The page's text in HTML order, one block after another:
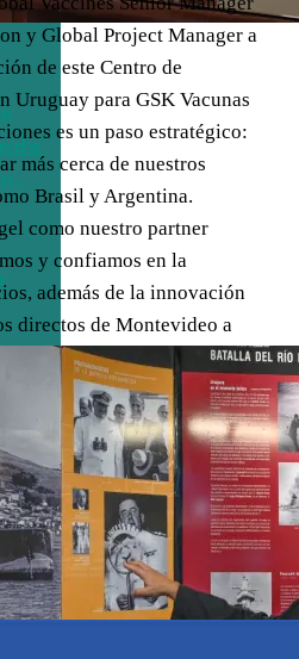
y Global Project Manager a
de este Centro de
Uruguay para GSK Vacunas
es un paso estratégico:
más cerca de nuestros
Brasil y Argentina.
como nuestro partner
y confiamos en la
además de la innovación
directos de Montevideo a